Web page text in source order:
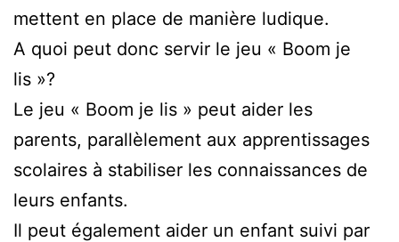
mettent en place de manière ludique.
A quoi peut donc servir le jeu « Boom je
lis »?
Le jeu « Boom je lis » peut aider les
parents, parallèlement aux apprentissages
scolaires à stabiliser les connaissances de
leurs enfants.
Il peut également aider un enfant suivi par